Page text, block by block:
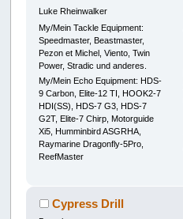
Luke Rheinwalker
My/Mein Tackle Equipment:
Speedmaster, Beastmaster,
Pezon et Michel, Viento, Twin
Power, Stradic und anderes.
My/Mein Echo Equipment: HDS-
9 Carbon, Elite-12 TI, HOOK2-7
HDI(SS), HDS-7 G3, HDS-7
G2T, Elite-7 Chirp, Motorguide
Xi5, Humminbird ASGRHA,
Raymarine Dragonfly-5Pro,
ReefMaster
Cypress Drill